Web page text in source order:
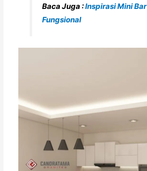
Baca Juga :Inspirasi Mini Bar
Fungsional